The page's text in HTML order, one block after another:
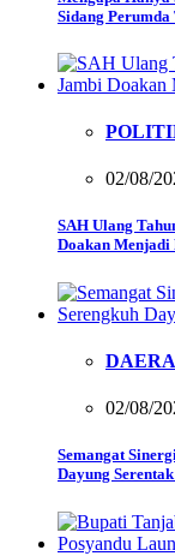
Sidang
02/08/
SAH Ulang
Doakan Menjadi
02/08/
Semangat
Dayung